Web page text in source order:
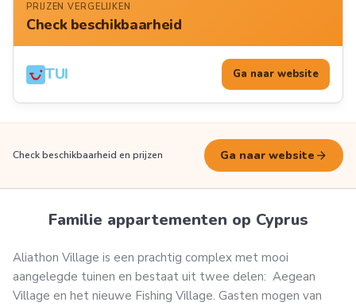
PRIJZEN VERGELIJKEN
Check beschikbaarheid
TUI Ga naar website
Check beschikbaarheid en prijzen Ga naar website arrow_forward
Familie appartementen op Cyprus
Aliathon Village is een prachtig complex met mooi
aangelegde tuinen en bestaat uit twee delen: Aegean
Village en het nieuwe Fishing Village. Gasten mogen van